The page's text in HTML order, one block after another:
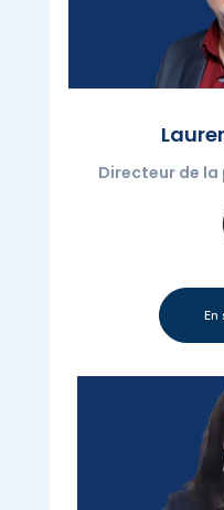
Directeur de la
En